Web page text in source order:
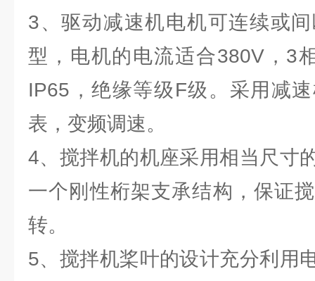
3、驱动减速机电机可连续或
型，电机的电流适合380V，3
IP65，绝缘等级F级。采用减
表，变频调速。
4、搅拌机的机座采用相当尺寸
一个刚性桁架支承结构，保证
转。
5、搅拌机桨叶的设计充分利用